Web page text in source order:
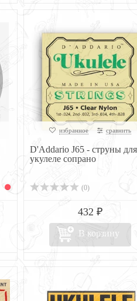
избранное сравнить
D'Addario J65 - струны для
укулеле сопрано
(0)
432 ₽
В корзину